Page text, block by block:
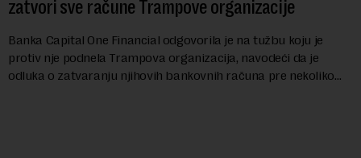
zatvori sve račune Trampove organizacije
Banka Capital One Financial odgovorila je na tužbu koju je
protiv nje podnela Trampova organizacija, navodeći da je
odluka o zatvaranju njihovih bankovnih računa pre nekoliko